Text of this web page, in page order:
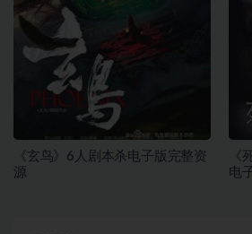
《玄鸟》6人剧本杀电子版完整资
源
《
电